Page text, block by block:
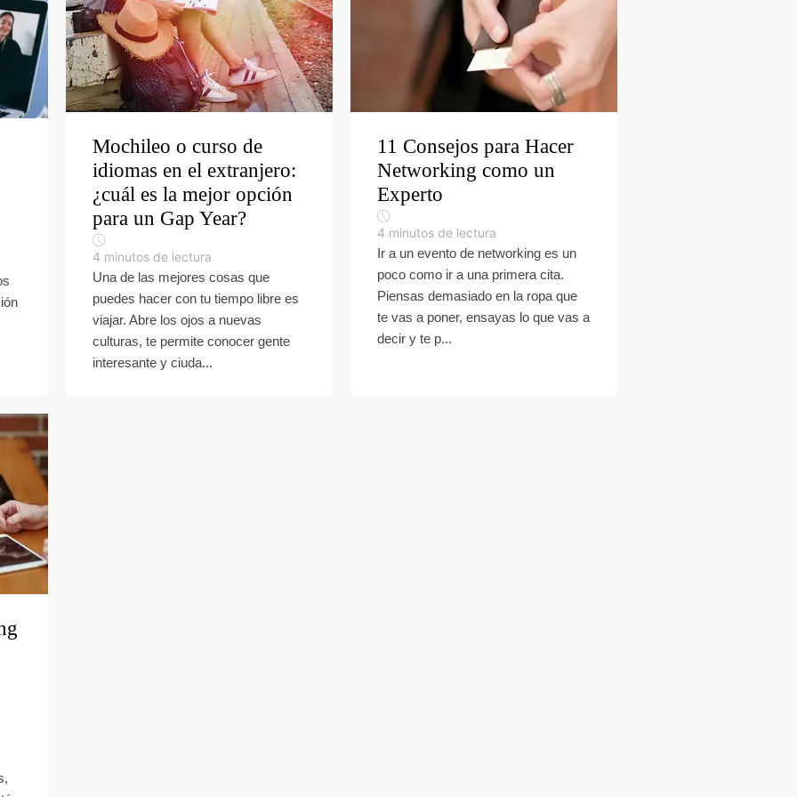
Mochileo o curso de
idiomas en el extranjero:
¿cuál es la mejor opción
para un Gap Year?
4 minutos de lectura
Una de las mejores cosas que
puedes hacer con tu tiempo libre es
viajar. Abre los ojos a nuevas
culturas, te permite conocer gente
interesante y ciuda...
11 Consejos para Hacer
Networking como un
Experto
4 minutos de lectura
Ir a un evento de networking es un
poco como ir a una primera cita.
Piensas demasiado en la ropa que
te vas a poner, ensayas lo que vas a
decir y te p...